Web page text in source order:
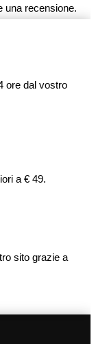
una recensione.
ore dal vostro
a € 49.
sito grazie a